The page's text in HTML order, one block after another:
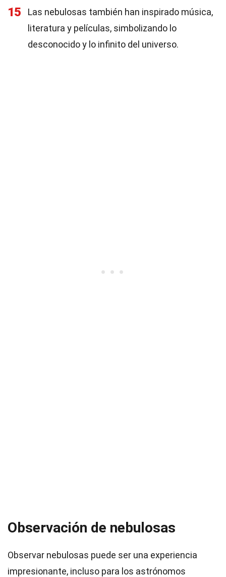
15
Las nebulosas también han inspirado música,
literatura y películas, simbolizando lo
desconocido y lo infinito del universo.
Observación de nebulosas
Observar nebulosas puede ser una experiencia
impresionante, incluso para los astrónomos